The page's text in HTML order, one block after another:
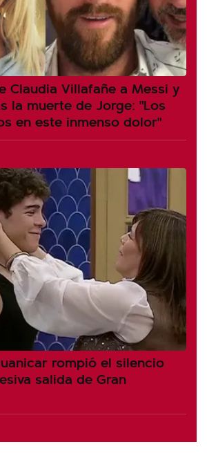
Claudia Villafañe a Messi y
la muerte de Jorge: "Los
en este inmenso dolor"
rompió el silencio
salida de Gran